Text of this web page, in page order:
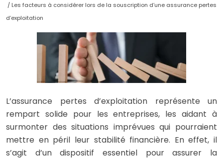
/ Les facteurs à considérer lors de la souscription d’une assurance pertes
d’exploitation
L’assurance pertes d’exploitation représente un
rempart solide pour les entreprises, les aidant à
surmonter des situations imprévues qui pourraient
mettre en péril leur stabilité financière. En effet, il
s’agit d’un dispositif essentiel pour assurer la